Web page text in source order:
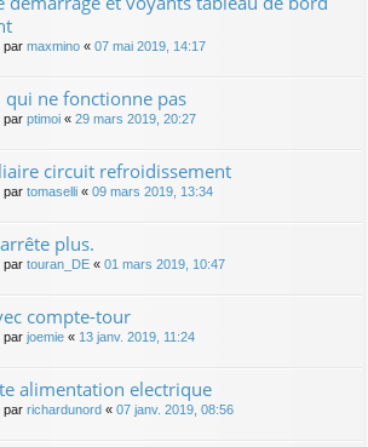
par maxmino « 07 mai 2019, 14:17
ne fonctionne pas
par ptimoi « 29 mars 2019, 20:27
circuit refroidissement
par tomaselli « 09 mars 2019, 13:34
plus.
par touran_DE « 01 mars 2019, 10:47
compte-tour
par joemie « 13 janv. 2019, 11:24
alimentation electrique
par richardunord « 07 janv. 2019, 08:56